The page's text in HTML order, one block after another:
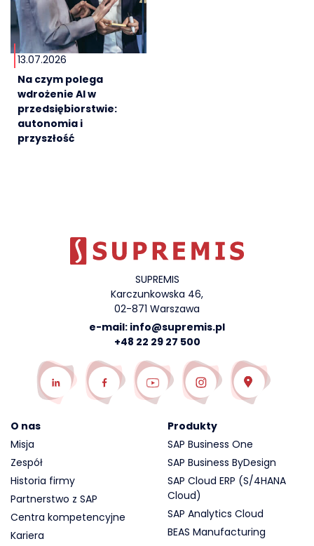
13.07.2026
Na czym polega
wdrożenie AI w
przedsiębiorstwie:
autonomia i
przyszłość
SUPREMIS
Karczunkowska 46,
02-871 Warszawa
e-mail: info@supremis.pl
+48 22 29 27 500
O nas
Misja
Zespół
Historia firmy
Partnerstwo z SAP
Centra kompetencyjne
Kariera
Produkty
SAP Business One
SAP Business ByDesign
SAP Cloud ERP (S/4HANA
Cloud)
SAP Analytics Cloud
BEAS Manufacturing